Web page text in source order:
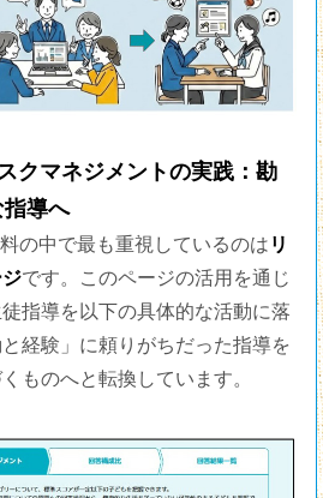
指導へ
の中で最も重視しているのは リ
です。このページの活用を通じ
指導を以下の具体的な活動に落
経験」に頼りがちだった指導を
ものへと転換しています。